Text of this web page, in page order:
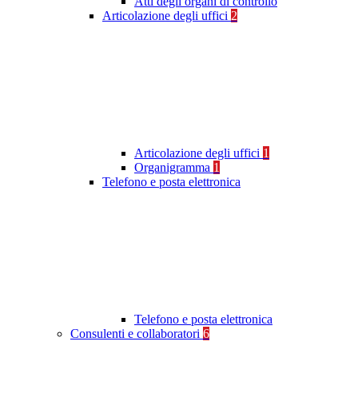
Articolazione degli uffici 2
Articolazione degli uffici 1
Organigramma 1
Telefono e posta elettronica
Telefono e posta elettronica
Consulenti e collaboratori 6